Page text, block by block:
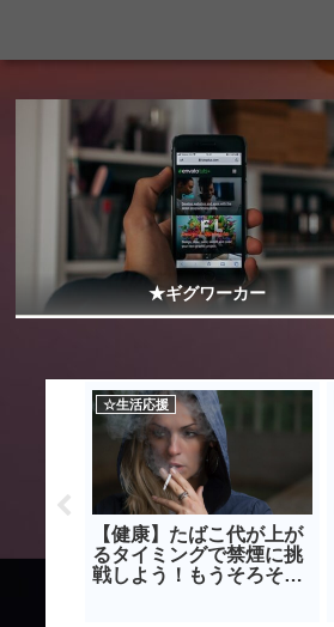
★ギグワーカー
カド
☆生活応援
【健康】たばこ代が上が
るタイミングで禁煙に挑
戦しよう！もうそろそろ